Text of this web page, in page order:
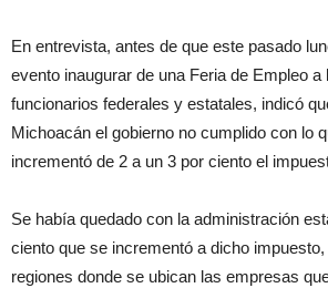
En entrevista, antes de que este pasado
evento inaugurar de una Feria de Empleo a
funcionarios federales y estatales, indicó
Michoacán el gobierno no cumplido con lo
incrementó de 2 a un 3 por ciento el
Se había quedado con la administración
ciento que se incrementó a dicho
regiones donde se ubican las empresas